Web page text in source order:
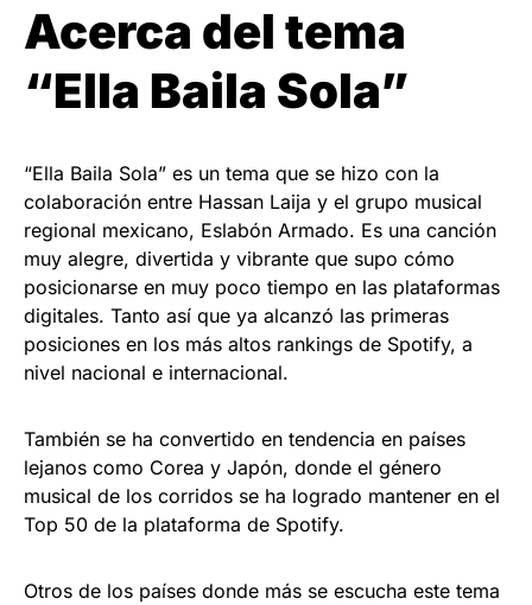
Acerca del tema
“Ella Baila Sola”
“Ella Baila Sola” es un tema que se hizo con la
colaboración entre Hassan Laija y el grupo musical
regional mexicano, Eslabón Armado. Es una canción
muy alegre, divertida y vibrante que supo cómo
posicionarse en muy poco tiempo en las plataformas
digitales. Tanto así que ya alcanzó las primeras
posiciones en los más altos rankings de Spotify, a
nivel nacional e internacional.
También se ha convertido en tendencia en países
lejanos como Corea y Japón, donde el género
musical de los corridos se ha logrado mantener en el
Top 50 de la plataforma de Spotify.
Otros de los países donde más se escucha este tema